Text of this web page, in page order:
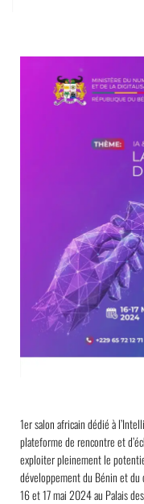
1er salon africain dédié à
plateforme de rencontre et
exploiter pleinement le
développement du Bénin et
16 et 17 mai 2024 au Palais